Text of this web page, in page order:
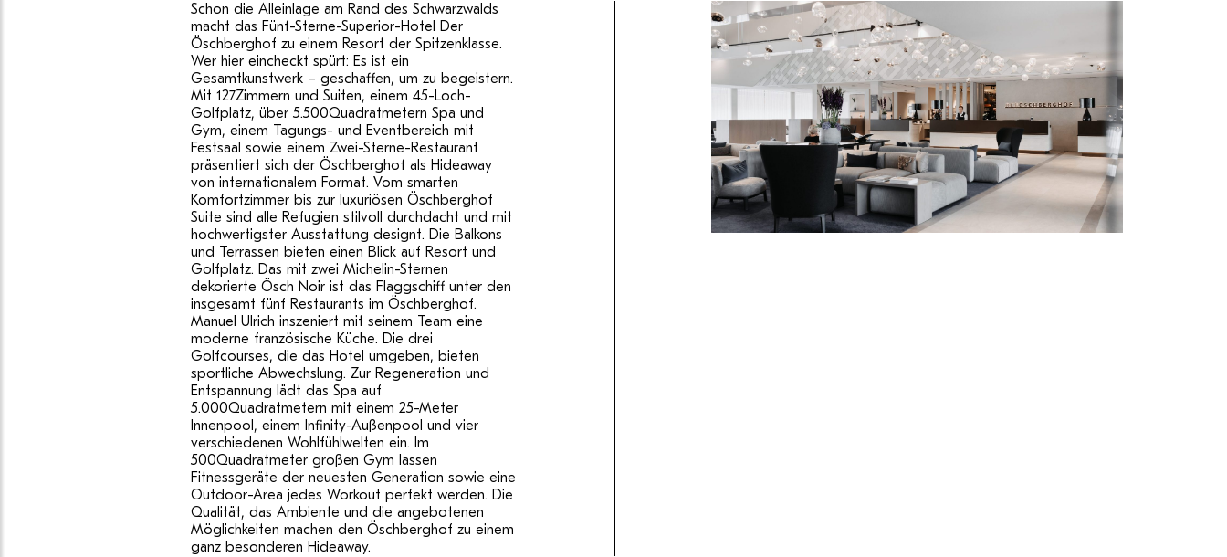
Schon die Alleinlage am Rand des Schwarzwalds
macht das Fünf-Sterne-Superior-Hotel Der
Öschberghof zu einem Resort der Spitzenklasse.
Wer hier eincheckt spürt: Es ist ein
Gesamtkunstwerk – geschaffen, um zu begeistern.
Mit 127Zimmern und Suiten, einem 45-Loch-
Golfplatz, über 5.500Quadratmetern Spa und
Gym, einem Tagungs- und Eventbereich mit
Festsaal sowie einem Zwei-Sterne-Restaurant
präsentiert sich der Öschberghof als Hideaway
von internationalem Format. Vom smarten
Komfortzimmer bis zur luxuriösen Öschberghof
Suite sind alle Refugien stilvoll durchdacht und mit
hochwertigster Ausstattung designt. Die Balkons
und Terrassen bieten einen Blick auf Resort und
Golfplatz. Das mit zwei Michelin-Sternen
dekorierte Ösch Noir ist das Flaggschiff unter den
insgesamt fünf Restaurants im Öschberghof.
Manuel Ulrich inszeniert mit seinem Team eine
moderne französische Küche. Die drei
Golfcourses, die das Hotel umgeben, bieten
sportliche Abwechslung. Zur Regeneration und
Entspannung lädt das Spa auf
5.000Quadratmetern mit einem 25-Meter
Innenpool, einem Infinity-Außenpool und vier
verschiedenen Wohlfühlwelten ein. Im
500Quadratmeter großen Gym lassen
Fitnessgeräte der neuesten Generation sowie eine
Outdoor-Area jedes Workout perfekt werden. Die
Qualität, das Ambiente und die angebotenen
Möglichkeiten machen den Öschberghof zu einem
ganz besonderen Hideaway.